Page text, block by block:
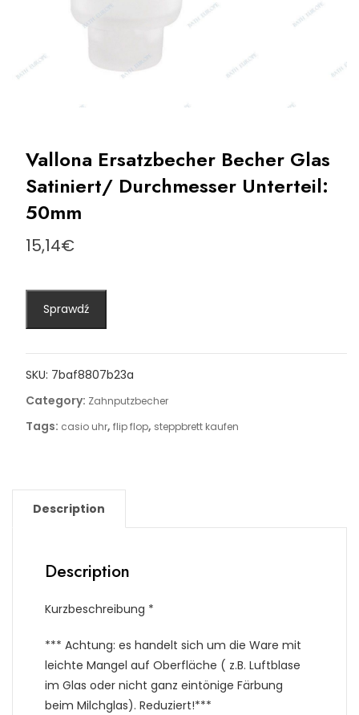
Vallona Ersatzbecher Becher Glas
Satiniert/ Durchmesser Unterteil:
50mm
15,14€
Sprawdź
SKU: 7baf8807b23a
Category: Zahnputzbecher
Tags: casio uhr, flip flop, steppbrett kaufen
Description
Description
Kurzbeschreibung *
*** Achtung: es handelt sich um die Ware mit
leichte Mangel auf Oberfläche ( z.B. Luftblase
im Glas oder nicht ganz eintönige Färbung
beim Milchglas). Reduziert!***